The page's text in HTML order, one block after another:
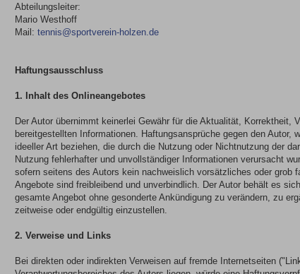
Abteilungsleiter:
Mario Westhoff
Mail:tennis@sportverein-holzen.de
Haftungsausschluss
1. Inhalt des Onlineangebotes
Der Autor übernimmt keinerlei Gewähr für die Aktualität, Korrektheit,
bereitgestellten Informationen. Haftungsansprüche gegen den Autor,
ideeller Art beziehen, die durch die Nutzung oder Nichtnutzung der
Nutzung fehlerhafter und unvollständiger Informationen verursacht
sofern seitens des Autors kein nachweislich vorsätzliches oder grob
Angebote sind freibleibend und unverbindlich. Der Autor behält es
gesamte Angebot ohne gesonderte Ankündigung zu verändern, zu
zeitweise oder endgültig einzustellen.
2. Verweise und Links
Bei direkten oder indirekten Verweisen auf fremde Internetseiten